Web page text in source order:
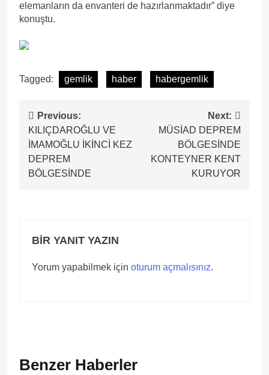
elemanların da envanteri de hazırlanmaktadır” diye
konuştu.
Tagged: gemlik haber habergemlik
Yazı
gezinmesi
Previous:
KILIÇDAROĞLU VE
İMAMOĞLU İKİNCİ KEZ
DEPREM
BÖLGESİNDE
Next:
MÜSİAD DEPREM
BÖLGESİNDE
KONTEYNER KENT
KURUYOR
BIR YANIT YAZIN
Yorum yapabilmek için oturum açmalısınız.
Benzer Haberler